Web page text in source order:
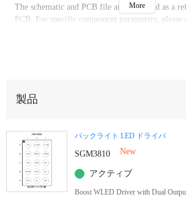
The schematic and PCB file are only used as a
PCB. For specific component parameters,
More
製品
バックライト LED ドライバ
SGM3810 New
アクティブ
Boost WLED Driver with Dual